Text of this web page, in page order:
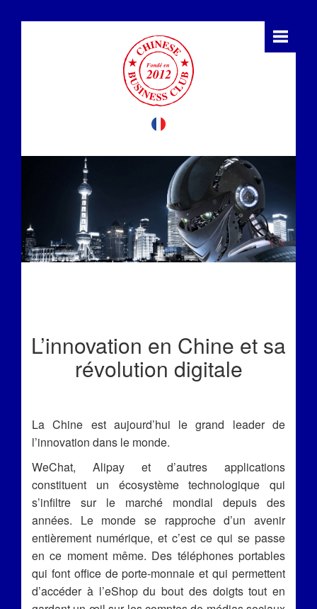
L’innovation en Chine et sa
révolution digitale
La Chine est aujourd’hui le grand leader de
l’innovation dans le monde.
WeChat, Alipay et d’autres applications
constituent un écosystème technologique qui
s’infiltre sur le marché mondial depuis des
années. Le monde se rapproche d’un avenir
entièrement numérique, et c’est ce qui se passe
en ce moment même. Des téléphones portables
qui font office de porte-monnaie et qui permettent
d’accéder à l’eShop du bout des doigts tout en